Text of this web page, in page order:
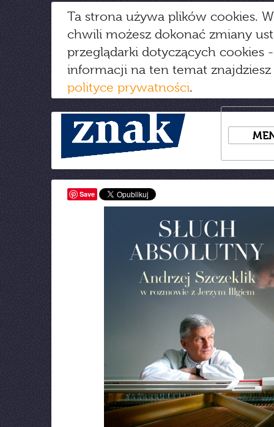
Ta strona używa plików cookies.
chwili możesz dokonać zmiany
przeglądarki dotyczących cookies
informacji na ten temat
polityce prywatności.
Save